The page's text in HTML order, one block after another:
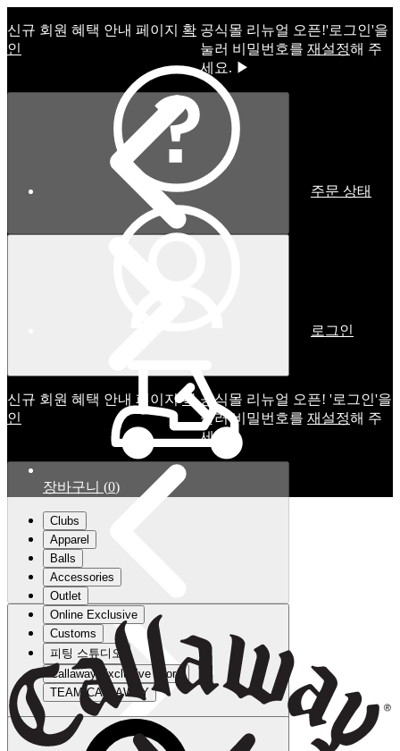
신규 회원 혜택 안내 페이지 확
인
공식몰 리뉴얼 오픈!ㅤ'로그인'을
눌러 비밀번호를 재설정해 주
세요. ▶
신규 회원 혜택 안내 페이지확
인
공식몰 리뉴얼 오픈! '로그인'을
눌러 비밀번호를 재설정해 주
세요.
주문 상태
로그인
장바구니 (0)
Clubs
Apparel
Balls
Accessories
Outlet
Online Exclusive
Customs
피팅 스튜디오
Callaway Exclusive Store
TEAM CALLAWAY